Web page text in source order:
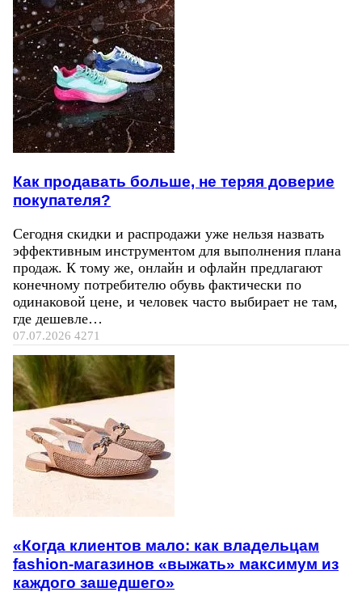
Как продавать больше, не теряя доверие
покупателя?
Сегодня скидки и распродажи уже нельзя назвать
эффективным инструментом для выполнения плана
продаж. К тому же, онлайн и офлайн предлагают
конечному потребителю обувь фактически по
одинаковой цене, и человек часто выбирает не там,
где дешевле…
07.07.2026 4271
«Когда клиентов мало: как владельцам
fashion-магазинов «выжать» максимум из
каждого зашедшего»